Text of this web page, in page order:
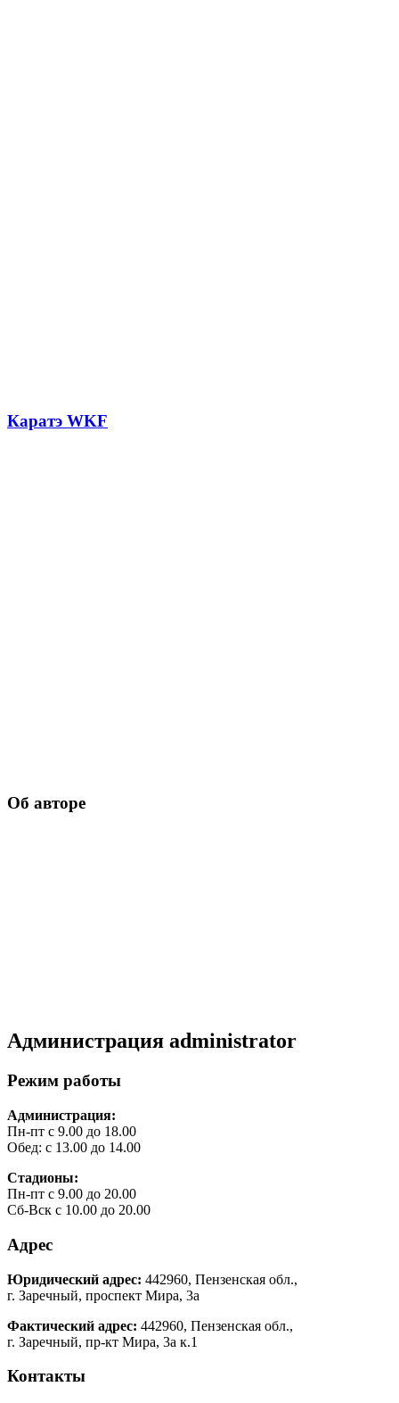
Каратэ WKF
Об авторе
Администрация administrator
Режим работы
Администрация:
Пн-пт с 9.00 до 18.00
Обед: с 13.00 до 14.00
Стадионы:
Пн-пт с 9.00 до 20.00
Сб-Вск с 10.00 до 20.00
Адрес
Юридический адрес: 442960, Пензенская обл.,
г. Заречный, проспект Мира, 3а
Фактический адрес: 442960, Пензенская обл.,
г. Заречный, пр-кт Мира, 3а к.1
Контакты